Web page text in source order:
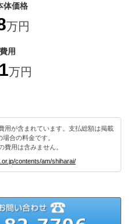
体価格
万円
用
万円
用が含まれています。支払総額は掲載
合の料金です。
費用は含みません。
contents/am/shiharai/